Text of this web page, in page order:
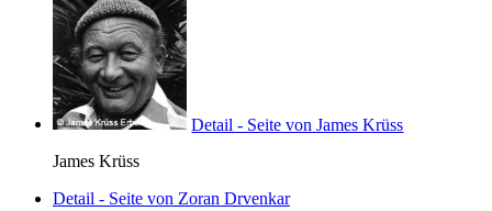
Detail - Seite von James Krüss
James Krüss
Detail - Seite von Zoran Drvenkar